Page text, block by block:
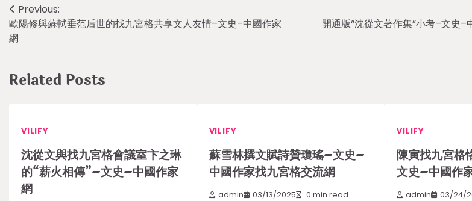
Post
navigation
Previous:
歐陽修與蘇軾垂范后世的找九宮格共享文人友情–文史–中國作家
網
開通版“沈從文著作集”小考–文史
Related Posts
VILIFY
沈從文與找九宮格會議室卞之琳
的“薪火相傳”–文史–中國作家
網
VILIFY
蘇雪林撰文賦詩贊瓊瑤–文史–
中國作家找九宮格交流網
admin 03/13/2025 0 min read
VILIFY
陳寅找九宮格
文史–中國作
admin 03/24/